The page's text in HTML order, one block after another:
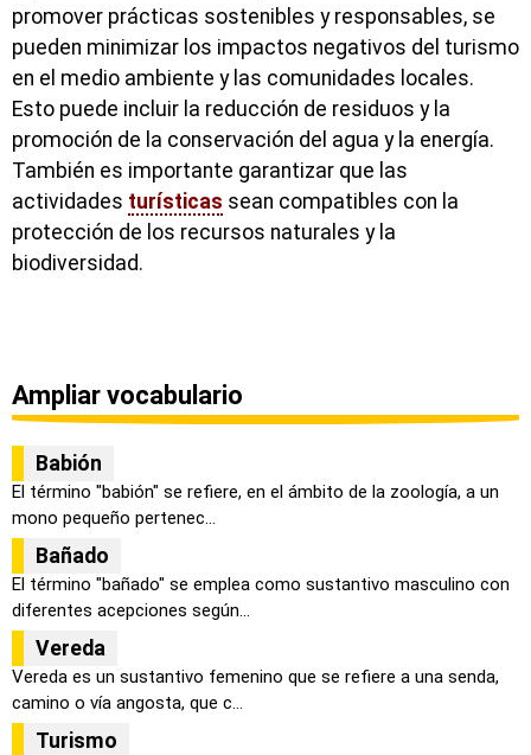
promover prácticas sostenibles y responsables, se
pueden minimizar los impactos negativos del turismo
en el medio ambiente y las comunidades locales.
Esto puede incluir la reducción de residuos y la
promoción de la conservación del agua y la energía.
También es importante garantizar que las
actividades turísticas sean compatibles con la
protección de los recursos naturales y la
biodiversidad.
Ampliar vocabulario
Babión
El término "babión" se refiere, en el ámbito de la zoología, a un
mono pequeño pertenec...
Bañado
El término "bañado" se emplea como sustantivo masculino con
diferentes acepciones según...
Vereda
Vereda es un sustantivo femenino que se refiere a una senda,
camino o vía angosta, que c...
Turismo